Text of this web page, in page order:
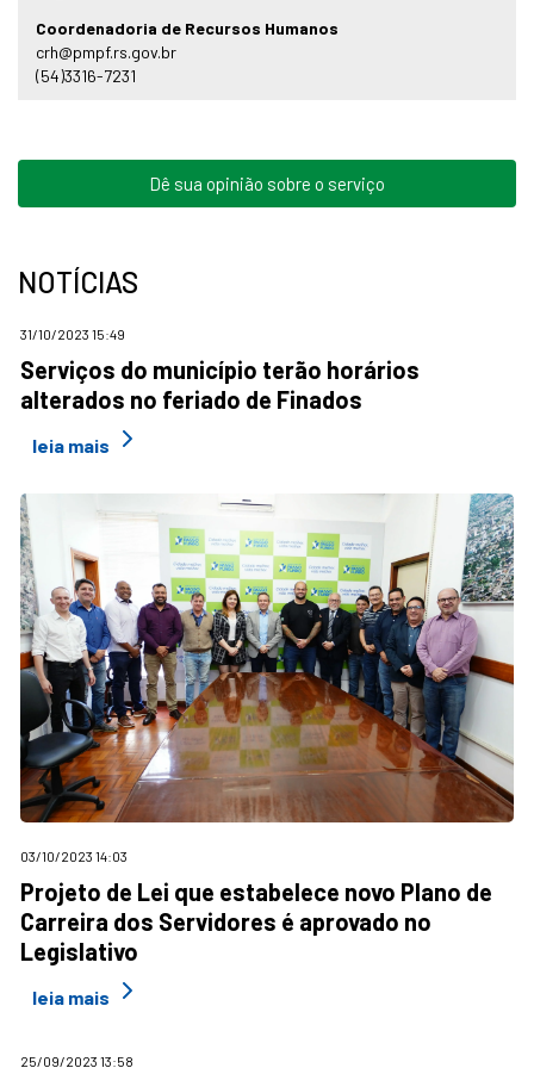
Coordenadoria de Recursos Humanos
crh@pmpf.rs.gov.br
(54)3316-7231
Dê sua opinião sobre o serviço
NOTÍCIAS
31/10/2023 15:49
Serviços do município terão horários
alterados no feriado de Finados
leia mais
03/10/2023 14:03
Projeto de Lei que estabelece novo Plano de
Carreira dos Servidores é aprovado no
Legislativo
leia mais
25/09/2023 13:58